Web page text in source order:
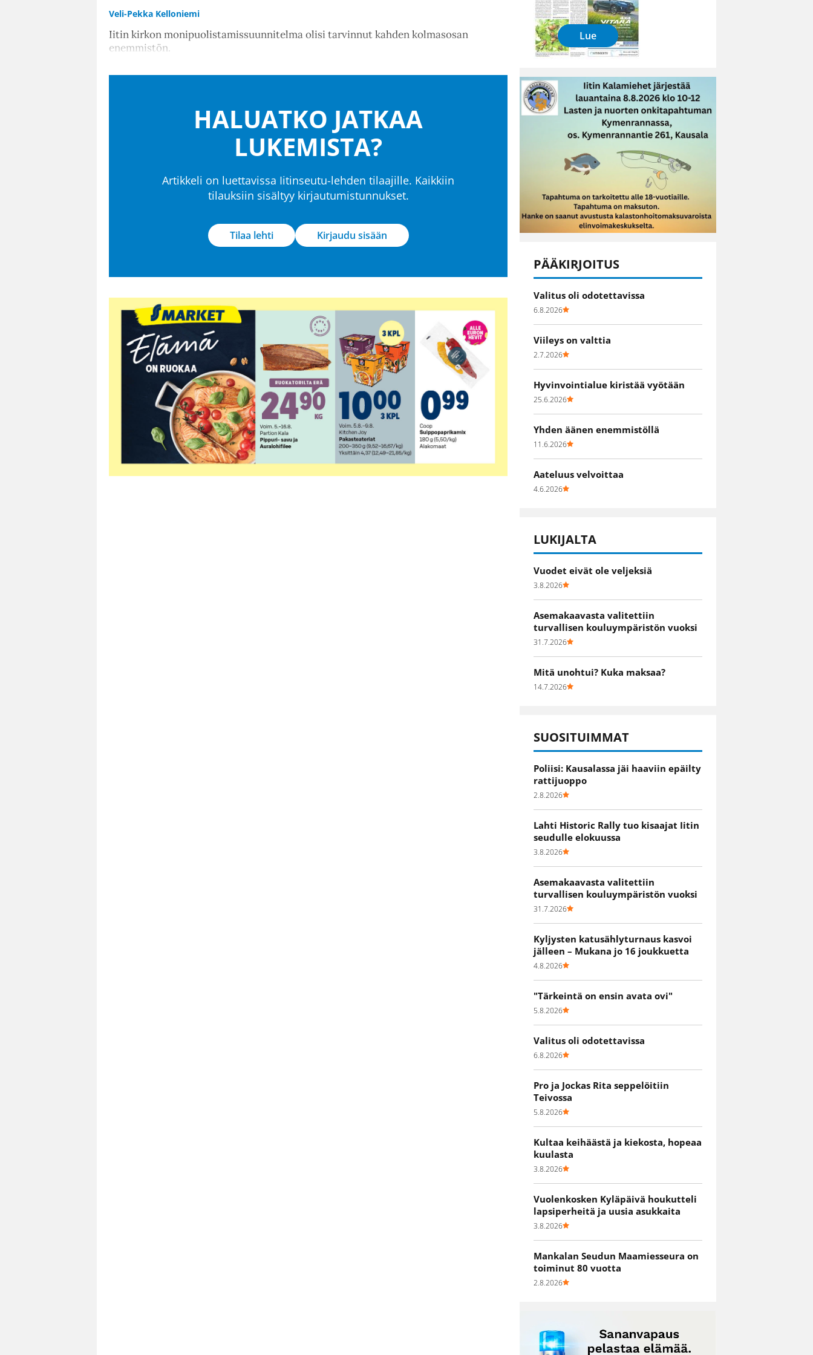
Veli-Pekka Kelloniemi
Iitin kirkon monipuolistamissuunnitelma olisi tarvinnut kahden kolmasosan
enemmistön.
HALUATKO JATKAA
LUKEMISTA?
Artikkeli on luettavissa Iitinseutu-lehden tilaajille. Kaikkiin
tilauksiin sisältyy kirjautumistunnukset.
Tilaa lehti Kirjaudu sisään
Lue
PÄÄKIRJOITUS
Valitus oli odotettavissa
6.8.2026
Viileys on valttia
2.7.2026
Hyvinvointialue kiristää vyötään
25.6.2026
Yhden äänen enemmistöllä
11.6.2026
Aateluus velvoittaa
4.6.2026
LUKIJALTA
Vuodet eivät ole veljeksiä
3.8.2026
Asemakaavasta valitettiin
turvallisen kouluympäristön vuoksi
31.7.2026
Mitä unohtui? Kuka maksaa?
14.7.2026
SUOSITUIMMAT
Poliisi: Kausalassa jäi haaviin epäilty
rattijuoppo
2.8.2026
Lahti Historic Rally tuo kisaajat Iitin
seudulle elokuussa
3.8.2026
Asemakaavasta valitettiin
turvallisen kouluympäristön vuoksi
31.7.2026
Kyljysten katusählyturnaus kasvoi
jälleen – Mukana jo 16 joukkuetta
4.8.2026
"Tärkeintä on ensin avata ovi"
5.8.2026
Valitus oli odotettavissa
6.8.2026
Pro ja Jockas Rita seppelöitiin
Teivossa
5.8.2026
Kultaa keihäästä ja kiekosta, hopeaa
kuulasta
3.8.2026
Vuolenkosken Kyläpäivä houkutteli
lapsiperheitä ja uusia asukkaita
3.8.2026
Mankalan Seudun Maamiesseura on
toiminut 80 vuotta
2.8.2026